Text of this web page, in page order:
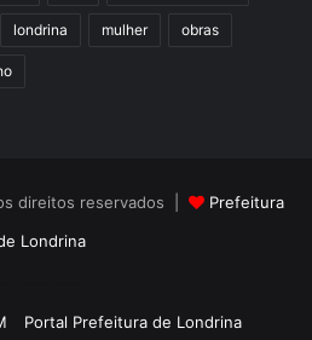
londrina mulher obras
direitos reservados |
Prefeitura
Londrina
Portal Prefeitura de Londrina